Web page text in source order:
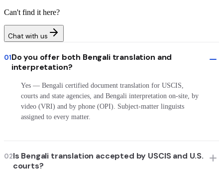
Can't find it here?
Chat with us
01Do you offer both Bengali translation and
interpretation?
Yes — Bengali certified document translation for USCIS,
courts and state agencies, and Bengali interpretation on-site, by
video (VRI) and by phone (OPI). Subject-matter linguists
assigned to every matter.
02Is Bengali translation accepted by USCIS and U.S.
courts?